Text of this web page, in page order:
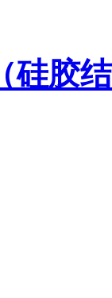
硅胶结